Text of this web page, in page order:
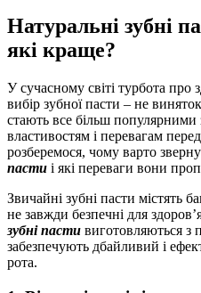
Натуральні зубні
які краще?
У сучасному світі турбота про
вибір зубної пасти – не
стають все більш популярними
властивостям і перевагам
розберемося, чому варто
пасти і які переваги вони
Звичайні зубні пасти містять
не завжди безпечні для
зубні пасти виготовляються з
забезпечують дбайливий і
рота.